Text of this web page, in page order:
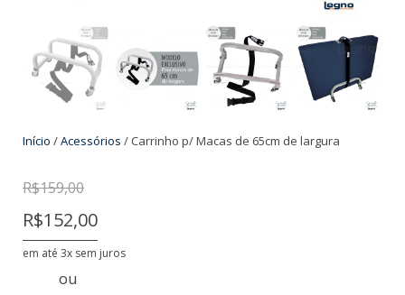
Início /Acessórios / Carrinho p/ Macas de 65cm de largura
R$159,00
R$152,00
em até 3x sem juros
ou